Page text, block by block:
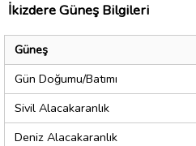
İkizdere Güneş Bilgileri
Güneş
Gün Doğumu/Batımı
Sivil Alacakaranlık
Deniz Alacakaranlık